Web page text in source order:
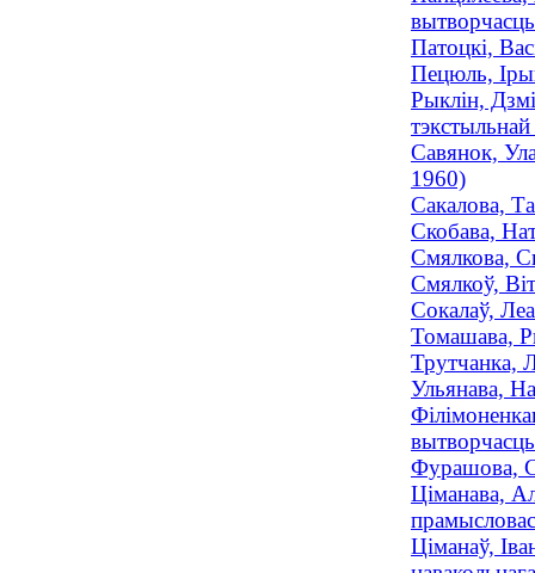
Патоцкі,
Пецюль,
Рыклін,
Савянок,
1960)
Сакалова,
Скобава,
Смялкова,
Смялкоў,
Сокалаў,
Томашава,
Трутчанка,
Ульянава,
Фурашова,
Ціманава,
Ціманаў,